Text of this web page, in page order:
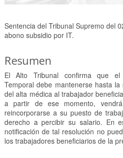
Sentencia del Tribunal Supremo del
abono subsidio por IT.
Resumen
El Alto Tribunal confirma que el
Temporal debe mantenerse hasta
del alta médica al trabajador
a partir de ese momento,
reincorporarse a su puesto de
derecho a percibir su salario. En
notificación de tal resolución no
los trabajadores beneficiarios de la